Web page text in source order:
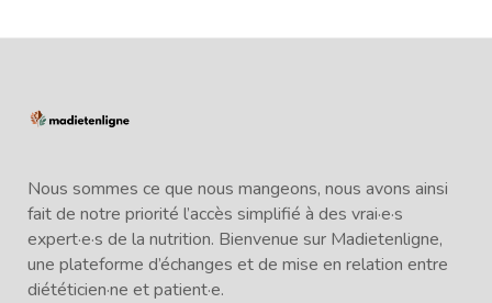
Nous sommes ce que nous mangeons, nous avons ainsi
fait de notre priorité l’accès simplifié à des vrai·e·s
expert·e·s de la nutrition. Bienvenue sur Madietenligne,
une plateforme d’échanges et de mise en relation entre
diététicien·ne et patient·e.